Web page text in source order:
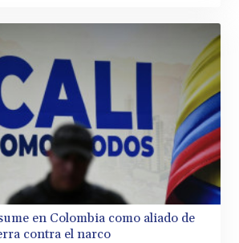
en Colombia como aliado de
contra el narco